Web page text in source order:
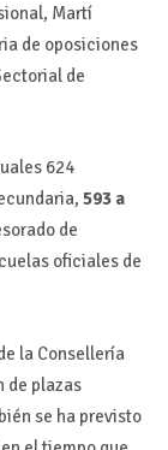
Martí
de oposiciones
de
624
593 a
de
oficiales de
la Consellería
de plazas
se ha previsto